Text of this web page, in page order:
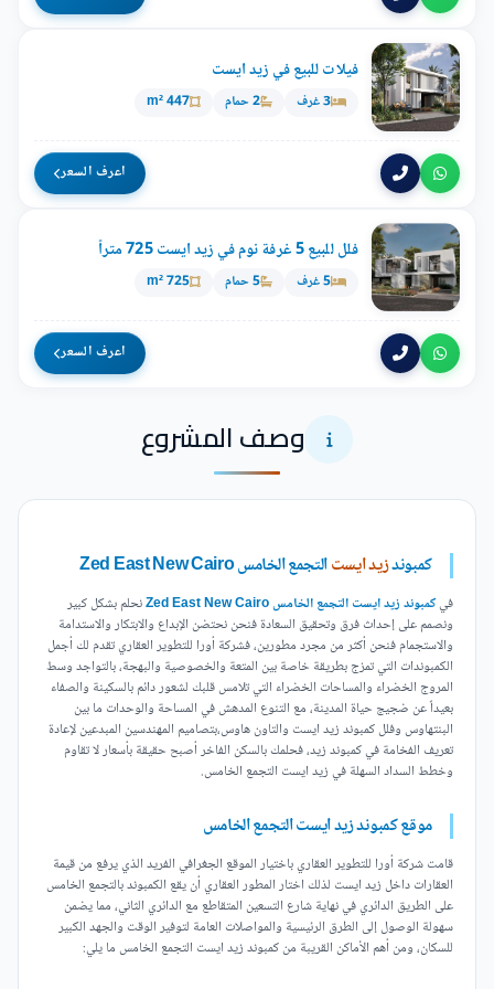
فيلات للبيع في زيد ايست
3 غرف 2 حمام 447 m²
اعرف السعر
فلل للبيع 5 غرفة نوم في زيد ايست 725 متراً
5 غرف 5 حمام 725 m²
اعرف السعر
وصف المشروع
كمبوندزيد ايستالتجمع الخامس Zed East New Cairo
فيكمبوند زيد ايست التجمع الخامس Zed East New Cairo
نحلم بشكل كبير
ونصمم على إحداث فرق وتحقيق السعادة فنحن نحتضن الإبداع والابتكار والاستدامة
والاستجمام فنحن أكثر من مجرد مطورين، فشركة أورا للتطوير العقاري تقدم لك أجمل
الكمبوندات التي تمزج بطريقة خاصة بين المتعة والخصوصية والبهجة، بالتواجد وسط
المروج الخضراء والمساحات الخضراء التي تلامس قلبك لشعور دائم بالسكينة والصفاء
بعيداً عن ضجيج حياة المدينة، مع التنوع المدهش في المساحة والوحدات ما بين
البنتهاوس وفلل كمبوند زيد ايست والتاون هاوس،بتصاميم المهندسين المبدعين لإعادة
تعريف الفخامة في كمبوند زيد، فحلمك بالسكن الفاخر أصبح حقيقة بأسعار لا تقاوم
وخطط السداد السهلة في زيد ايست التجمع الخامس.
موقع كمبوند زيد ايست التجمع الخامس
قامت شركة أورا للتطوير العقاري باختيار الموقع الجغرافي الفريد الذي يرفع من قيمة
العقارات داخل زيد ايست لذلك اختار المطور العقاري أن يقع الكمبوند بالتجمع الخامس
على الطريق الدائري في نهاية شارع التسعين المتقاطع مع الدائري الثاني، مما يضمن
سهولة الوصول إلى الطرق الرئيسية والمواصلات العامة لتوفير الوقت والجهد الكبير
للسكان، ومن أهم الأماكن القريبة من كمبوند زيد ايست التجمع الخامس ما يلي: